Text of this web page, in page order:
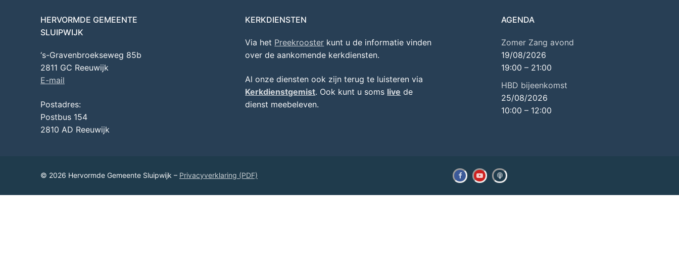
HERVORMDE GEMEENTE
SLUIPWIJK
‘s-Gravenbroekseweg 85b
2811 GC Reeuwijk
E-mail
Postadres:
Postbus 154
2810 AD Reeuwijk
KERKDIENSTEN
Via het Preekrooster kunt u de informatie vinden
over de aankomende kerkdiensten.
Al onze diensten ook zijn terug te luisteren via
Kerkdienstgemist. Ook kunt u soms live de
dienst meebeleven.
AGENDA
Zomer Zang avond
19/08/2026
19:00 – 21:00
HBD bijeenkomst
25/08/2026
10:00 – 12:00
© 2026 Hervormde Gemeente Sluipwijk – Privacyverklaring (PDF)